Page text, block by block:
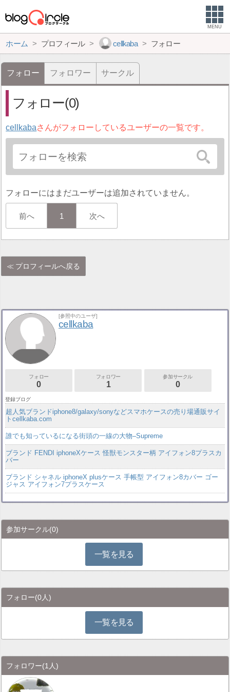
MENU
ホーム プロフィール cellkaba フォロー
フォロー フォロワー サークル
フォロー(0)
cellkabaさんがフォローしているユーザーの一覧です。
フォローにはまだユーザーは追加されていません。
前へ 1 次へ
プロフィールへ戻る
[参照中のユーザ]
cellkaba
フォロー
0
フォロワー
1
参加サークル
0
登録ブログ
超人気ブランドiphone8/galaxy/sonyなどスマホケースの売り場通販サイ
トcellkaba.com
誰でも知っているになる街頭の一線の大物–Supreme
ブランド FENDI iphoneXケース 怪獣モンスター柄 アイフォン8プラスカ
バー
ブランド シャネル iphoneX plusケース 手帳型 アイフォン8カバー ゴー
ジャス アイフォン7プラスケース
参加サークル(0)
一覧を見る
フォロー(0人)
一覧を見る
フォロワー(1人)